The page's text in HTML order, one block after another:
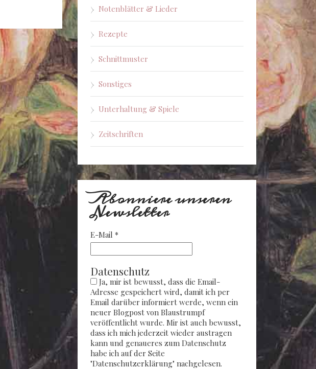
Notenblätter & Lieder
Rezepte
Schnittmuster
Sonstiges
Unterhaltung & Spiele
Zeitschriften
Abonniere unseren
Newsletter
E-Mail *
Datenschutz
Ja, mir ist bewusst, dass die Email-
Adresse gespeichert wird, damit ich per
Email darüber informiert werde, wenn ein
neuer Blogpost von Blaustrumpf
veröffentlicht wurde. Mir ist auch bewusst,
dass ich mich jederzeit wieder austragen
kann und genaueres zum Datenschutz
habe ich auf der Seite
"Datenschutzerklärung" nachgelesen.